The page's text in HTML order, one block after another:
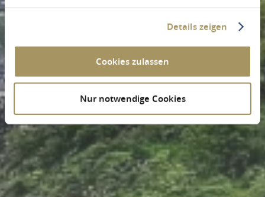
Details zeigen
Cookies zulassen
Nur notwendige Cookies